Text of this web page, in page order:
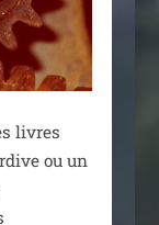
livres
ou un